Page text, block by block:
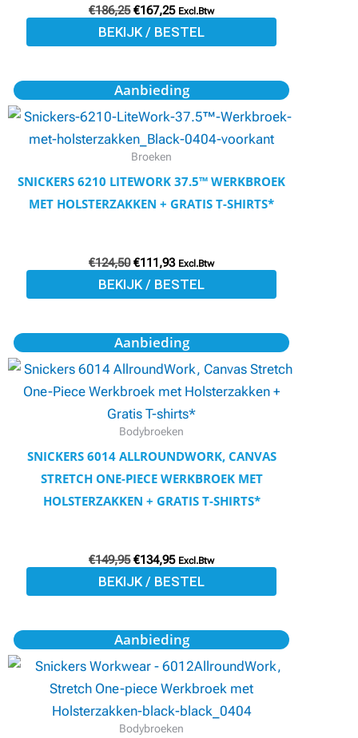
€186,25 €167,25 Excl.Btw
BEKIJK / BESTEL
gekozen
worden
de
productpagina
Aanbieding
Broeken
SNICKERS 6210 LITEWORK 37.5™ WERKBROEK
MET HOLSTERZAKKEN + GRATIS T-SHIRTS*
€124,50
Oorspronkelijke
prijs
was:
€124,50.
€111,93
Huidige
prijs
is:
€111,93.
Excl.Btw
BEKIJK / BESTEL
Dit
product
heeft
meerdere
variaties.
Deze
gekozen
worden
de
productpagina
Aanbieding
Bodybroeken
SNICKERS 6014 ALLROUNDWORK, CANVAS
STRETCH ONE-PIECE WERKBROEK MET
HOLSTERZAKKEN + GRATIS T-SHIRTS*
€149,95
Oorspronkelijke
prijs
was:
€149,95.
€134,95
Huidige
prijs
is:
€134,95.
Excl.Btw
BEKIJK / BESTEL
Dit
product
meerdere
variaties.
Deze
optie
kan
op
de
Aanbieding
Bodybroeken
Oorspronkelijke
prijs
was:
€149,95.
Huidige
prijs
is:
€134,95.
Dit
product
heeft
meerdere
variaties.